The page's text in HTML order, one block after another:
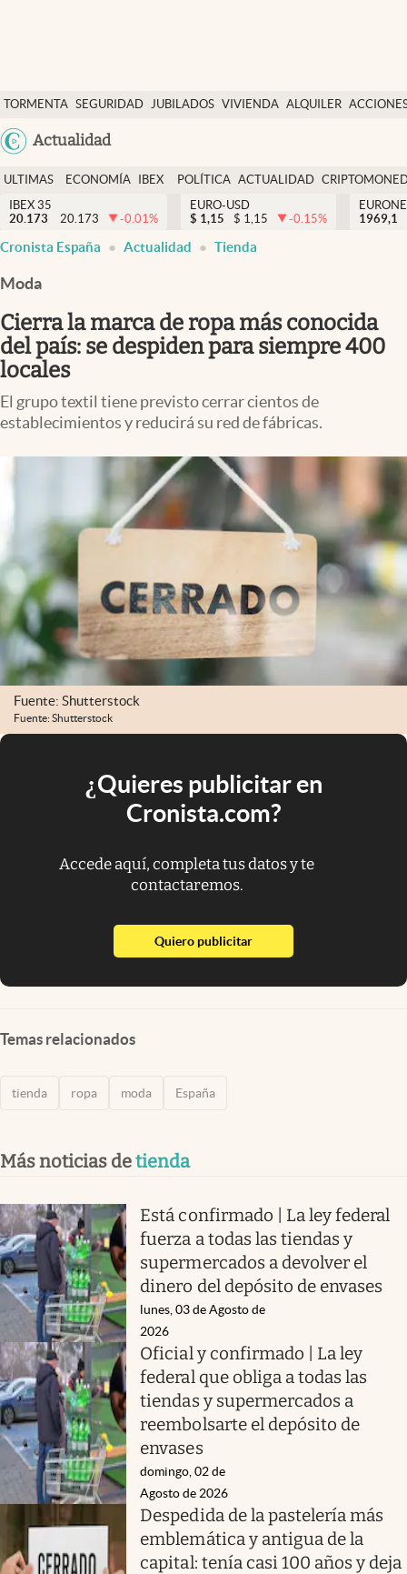
TORMENTA SEGURIDAD JUBILADOS VIVIENDA ALQUILER
USA
Actualidad
Economía y finanzas
Política
Actualidad
Criptomonedas
España
ULTIMAS
NOTICIAS
ECONOMÍA
FINANZAS
IBEX
EURO
POLÍTICA ACTUALIDAD
IBEX 35
20.173
20.173 -0.01%
EURO-USD
$ 1,15 $ 1,15 -0.15%
1969,1
Cronista España Actualidad Tienda
Moda
Cierra la marca de ropa más conocida
del país: se despiden para siempre 400
locales
El grupo textil tiene previsto cerrar cientos de
establecimientos y reducirá su red de fábricas.
Fuente: Shutterstock
Fuente: Shutterstock
¿Quieres publicitar en
Cronista.com?
Accede aquí, completa tus datos y te
contactaremos.
Quiero publicitarabre en nueva pestaña
Temas relacionados
tienda ropa moda España
Más noticias detienda
Está confirmado | La ley federal
fuerza a todas las tiendas y
supermercados a devolver el
dinero del depósito de envases
lunes, 03 de Agosto de
2026
Oficial y confirmado | La ley
federal que obliga a todas las
tiendas y supermercados a
reembolsarte el depósito de
envases
domingo, 02 de
Agosto de 2026
Despedida de la pastelería más
emblemática y antigua de la
capital: tenía casi 100 años y deja